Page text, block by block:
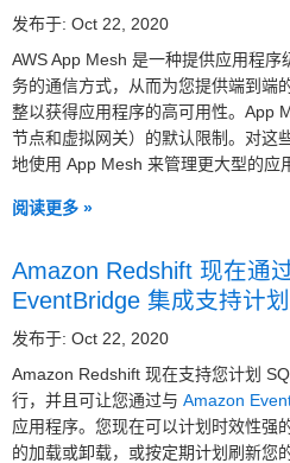
发布于: Oct 22, 2020
AWS App Mesh 是一种提供应用程
务的通信方式，从而为您提供端到端
整以获得应用程序的高可用性。App
节点和虚拟网关）的默认限制。对这
地使用 App Mesh 来管理更大型的应
阅读更多 »
Amazon Redshift 现在通
EventBridge 集成支持计
发布于: Oct 22, 2020
Amazon Redshift 现在支持您计划
行，并且可让您通过与 Amazon
应用程序。您现在可以计划时效性强
的加载或卸载，或按定期计划刷新您